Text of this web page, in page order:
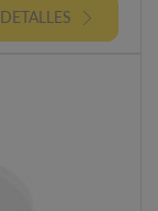
DETALLES